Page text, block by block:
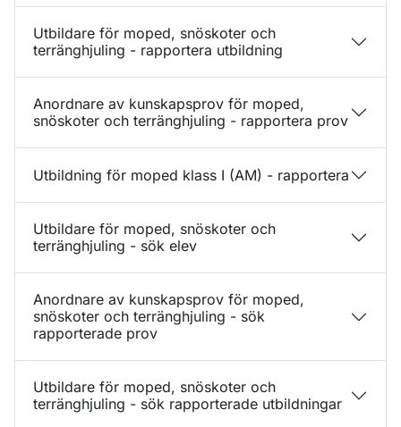
Utbildare för moped, snöskoter och
terränghjuling - rapportera utbildning
Anordnare av kunskapsprov för moped,
snöskoter och terränghjuling - rapportera prov
Utbildning för moped klass I (AM) - rapportera
Utbildare för moped, snöskoter och
terränghjuling - sök elev
Anordnare av kunskapsprov för moped,
snöskoter och terränghjuling - sök
rapporterade prov
Utbildare för moped, snöskoter och
terränghjuling - sök rapporterade utbildningar